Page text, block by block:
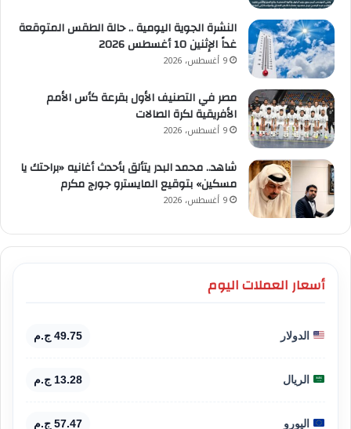
النشرة الجوية اليومية .. حالة الطقس المتوقعة
غداً الإثنين 10 أغسطس 2026
9 أغسطس، 2026
مصر في التصنيف الأول بقرعة كأس الأمم
الأفريقية لكرة الصالات
9 أغسطس، 2026
شاهد.. محمد البدر يتألق بأحدث أغانيه «براحتك يا
مسكين» بتوقيع المايسترو جورج مكرم
9 أغسطس، 2026
أسعار العملات اليوم
الدولار 49.75 ج.م
الريال 13.28 ج.م
اليورو 57.47 ج.م